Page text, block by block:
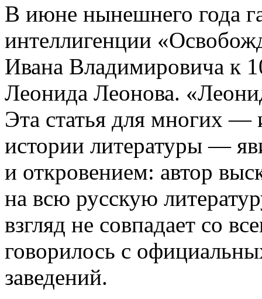
В июне нынешнего года
интеллигенции
Ивана Владимировича к
Леонида Леонова.
Эта статья для многих —
истории литературы —
и откровением: автор
на всю русскую
взгляд не совпадает со
говорилось с
заведений.